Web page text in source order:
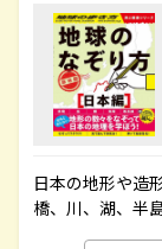
日本の地形や造
橋、川、湖、半